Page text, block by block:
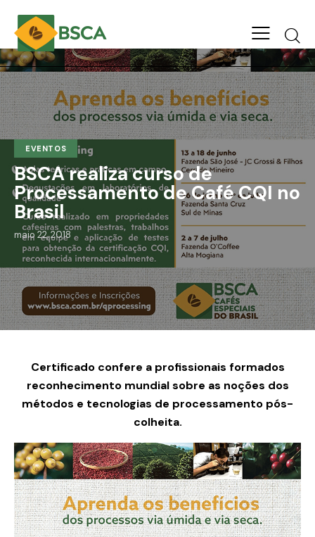
EVENTOS
BSCA realiza curso de
Processamento de Café CQI no
Brasil
maio 22, 2018
Certificado confere a profissionais formados
reconhecimento mundial sobre as noções dos
métodos e tecnologias de processamento pós-
colheita.